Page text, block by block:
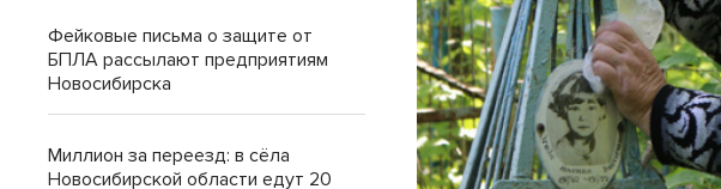
Фейковые письма о защите от
БПЛА рассылают предприятиям
Новосибирска
Миллион за переезд: в сёла
Новосибирской области едут 20